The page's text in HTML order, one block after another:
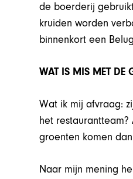
de boerderij
kruiden worden
binnenkort een
WAT IS MIS MET DE
Wat ik mij afvraag:
het
groenten komen
Naar mijn mening